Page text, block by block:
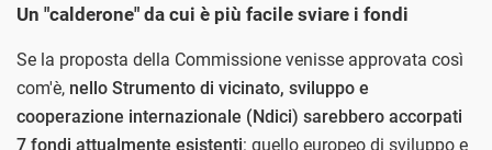
Un "calderone" da cui è più facile sviare i fondi
Se la proposta della Commissione venisse approvata così
com'è, nello Strumento di vicinato, sviluppo e
cooperazione internazionale (Ndici) sarebbero accorpati
7 fondi attualmente esistenti: quello europeo di sviluppo e